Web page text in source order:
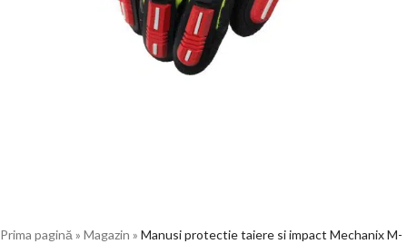
Prima pagină » Magazin » Manusi protectie taiere si impact Mechanix M-